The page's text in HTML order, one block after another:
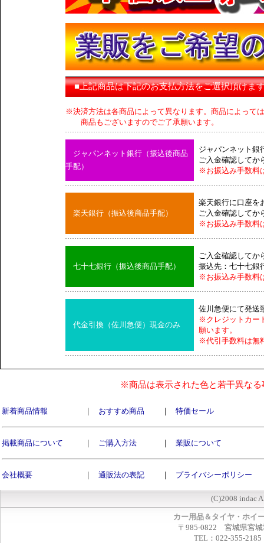
■上記商品は下記のお支払方法をご選択頂けま
※決済方法は各商品によって異なります。商品によって
商品もございますのでご了承願います。
ジャパンネット銀行（振込後商品
手配）
ジャパンネット銀
ご入金確認してか
※お振込み手数料
楽天銀行（振込後商品手配）
楽天銀行に口座を
ご入金確認してか
※お振込み手数料
七十七銀行（振込後商品手配）
ご入金確認してか
振込先：七十七銀
※お振込み手数料
代金引換（佐川急便）現金のみ
佐川急便にて発送
※クレジットカー
願います。
※代引手数料は無
※商品は表示された色と若干異な
新着商品情報 ｜ おすすめ商品 ｜ 特価セール
掲載商品について ｜ ご購入方法 ｜ 業販について
会社概要 ｜ 通販法の表記 ｜ プライバシーポリシー
(C)2008 indac
カー用品＆タイヤ・ホイ
〒985-0822 宮城県宮城
TEL：022-355-